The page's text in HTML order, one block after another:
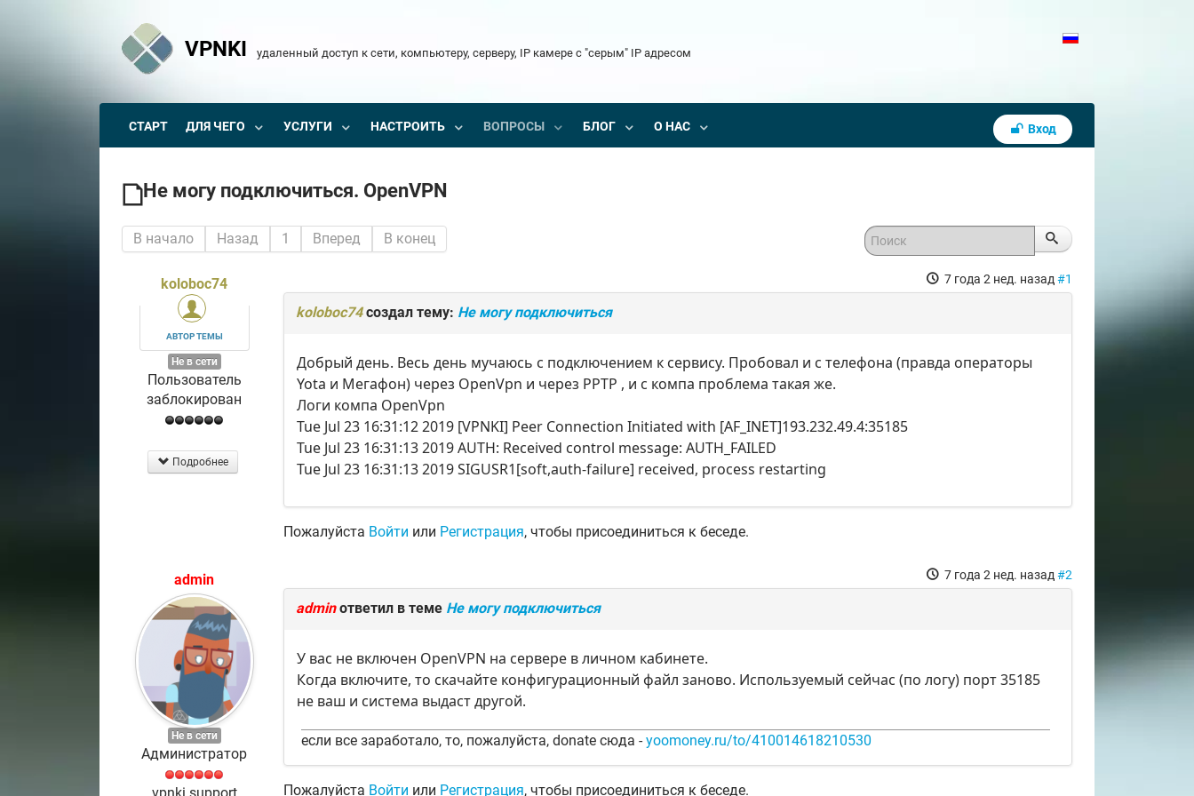
VPNKI удаленный доступ к сети, компьютеру, серверу, IP камере с "серым" IP адресом
СТАРТ ДЛЯ ЧЕГО УСЛУГИ НАСТРОИТЬ ВОПРОСЫ БЛОГ О НАС Вход
Не могу подключиться. OpenVPN
В начало Назад 1 Вперед В конец
koloboc74
АВТОР ТЕМЫ
Не в сети
Пользователь
заблокирован
Подробнее
7 года 2 нед. назад #1
koloboc74создал тему: Не могу подключиться
Добрый день. Весь день мучаюсь с подключением к сервису. Пробовал и с телефона (правда операторы
Yota и Мегафон) через OpenVpn и через PPTP , и с компа проблема такая же.
Логи компа OpenVpn
Tue Jul 23 16:31:12 2019 [VPNKI] Peer Connection Initiated with [AF_INET]193.232.49.4:35185
Tue Jul 23 16:31:13 2019 AUTH: Received control message: AUTH_FAILED
Tue Jul 23 16:31:13 2019 SIGUSR1[soft,auth-failure] received, process restarting
Пожалуйста Войти или Регистрация, чтобы присоединиться к беседе.
admin
Не в сети
Администратор
7 года 2 нед. назад #2
adminответил в теме Не могу подключиться
У вас не включен OpenVPN на сервере в личном кабинете.
Когда включите, то скачайте конфигурационный файл заново. Используемый сейчас (по логу) порт 35185
не ваш и система выдаст другой.
если все заработало, то, пожалуйста, donate сюда -yoomoney.ru/to/410014618210530
Пожалуйста Войти или Регистрация, чтобы присоединиться к беседе.